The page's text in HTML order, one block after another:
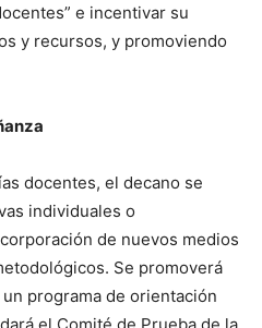
e incentivar su
y recursos, y promoviendo
docentes, el decano se
individuales o
de nuevos medios
Se promoverá
programa de orientación